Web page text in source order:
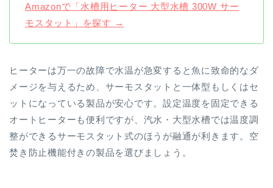
Amazonで「水槽用ヒーター 大型水槽 300W サー
モスタット」を探す →
ヒーターは万一の故障で水温が急変すると魚に致命的なダ
メージを与えるため、サーモスタットと一体型もしくはセ
ットになっている製品が安心です。設定温度を固定できる
オートヒーターも便利ですが、汽水・大型水槽では温度調
整ができるサーモスタット式のほうが融通が利きます。空
焚き防止機能付きの製品を選びましょう。